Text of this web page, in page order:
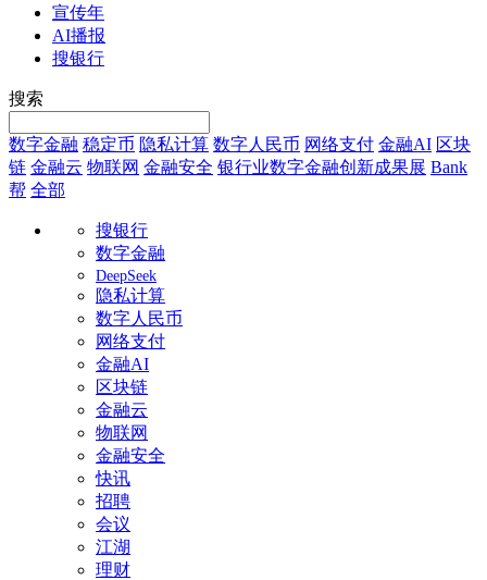
宣传年
AI播报
搜银行
搜索
数字金融 稳定币 隐私计算 数字人民币 网络支付 金融AI 区块
链 金融云 物联网 金融安全 银行业数字金融创新成果展 Bank
帮 全部
搜银行
数字金融
DeepSeek
隐私计算
数字人民币
网络支付
金融AI
区块链
金融云
物联网
金融安全
快讯
招聘
会议
江湖
理财